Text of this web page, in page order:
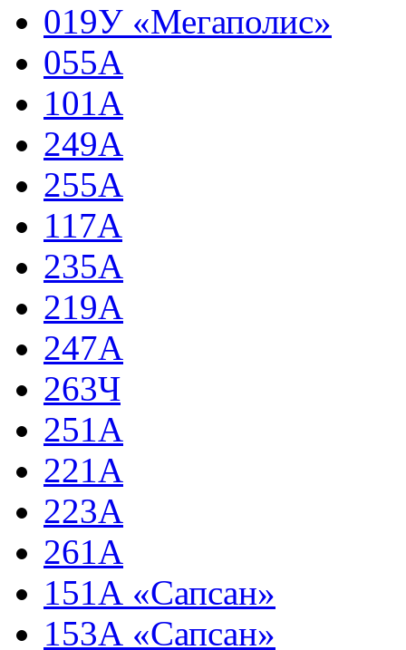
019У «Мегаполис»
055А
101А
249А
255А
117А
235А
219А
247А
263Ч
251А
221А
223А
261А
151А «Сапсан»
153А «Сапсан»